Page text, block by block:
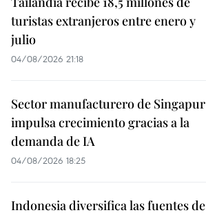
turistas extranjeros entre enero y
julio
04/08/2026 21:18
Sector manufacturero de Singapur
impulsa crecimiento gracias a la
demanda de IA
04/08/2026 18:25
Indonesia diversifica las fuentes de